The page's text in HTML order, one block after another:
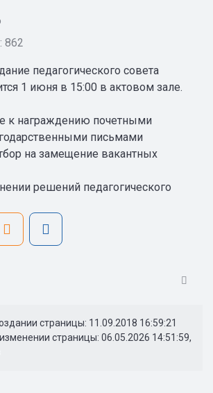
862
педагогического совета
1 июня в 15:00 в актовом зале.
к награждению почетными
письмами
на замещение вакантных
решений педагогического
страницы: 11.09.2018 16:59:21
страницы: 06.05.2026 14:51:59,